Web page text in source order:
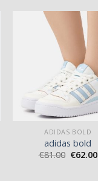
ADIDAS BOLD
adidas bold
€81.00 €62.00